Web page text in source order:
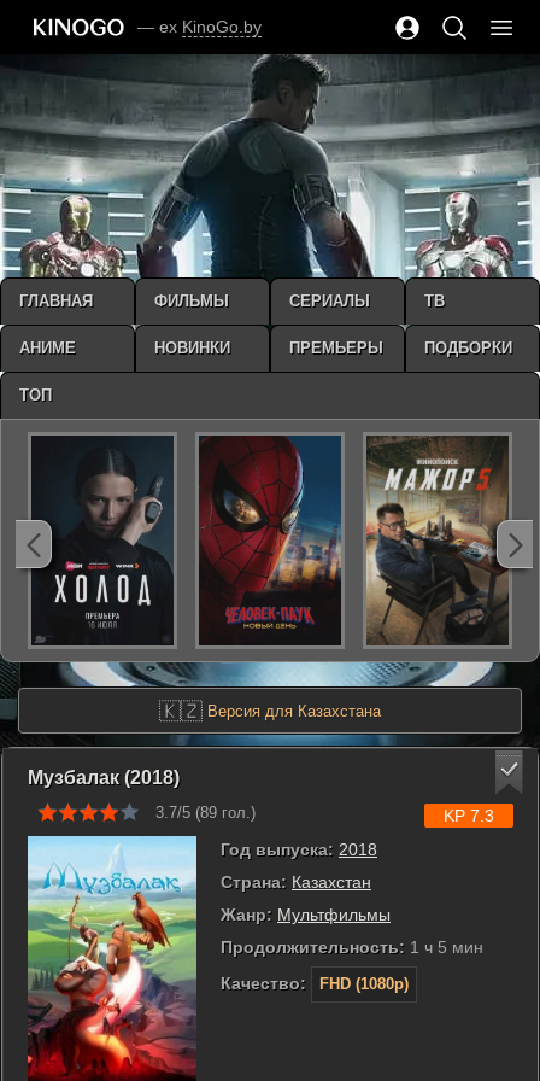
— ex KinoGo.by
🇰🇿 Версия для Казахстана
Музбалак (2018)
3.7/5 (89 гол.)
Год выпуска: 2018
Страна: Казахстан
Жанр: Мультфильмы
Продолжительность: 1 ч 5 мин
Качество:
FHD (1080p)
KP 7.3
ГЛАВНАЯ ФИЛЬМЫ СЕРИАЛЫ ТВ
АНИМЕ НОВИНКИ ПРЕМЬЕРЫ ПОДБОРКИ
ТОП